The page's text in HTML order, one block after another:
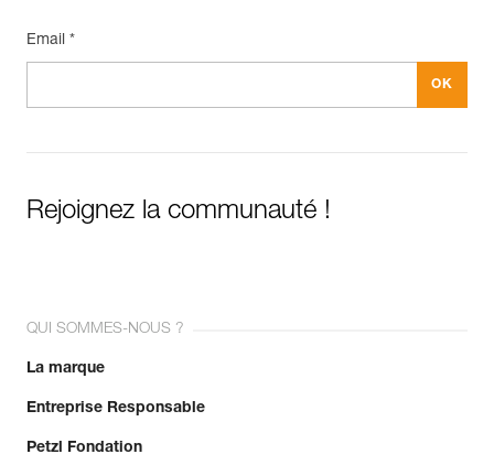
Email *
Rejoignez la communauté !
QUI SOMMES-NOUS ?
La marque
Entreprise Responsable
Petzl Fondation